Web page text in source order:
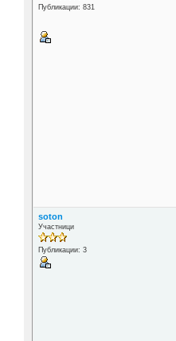
Публикации: 831
soton
Участници
Публикации: 3